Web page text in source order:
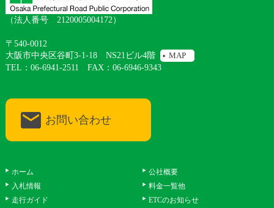
（法人番号 2120005004172）
〒540-0012
大阪市中央区谷町3-1-18 NS21ビル4階
MAP
TEL：06-6941-2511 FAX：06-6946-9343
お問い合わせ
ホーム
公社概要
入札情報
料金一覧他
走行ガイド
ETCのお知らせ